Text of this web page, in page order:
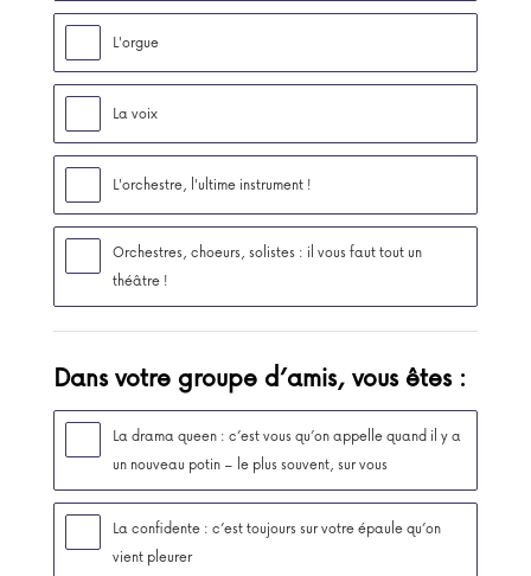
L'orgue
La voix
L'orchestre, l'ultime instrument !
Orchestres, choeurs, solistes : il vous faut tout un
théâtre !
Dans votre groupe d’amis, vous êtes :
La drama queen : c’est vous qu’on appelle quand il y a
un nouveau potin – le plus souvent, sur vous
La confidente : c’est toujours sur votre épaule qu’on
vient pleurer